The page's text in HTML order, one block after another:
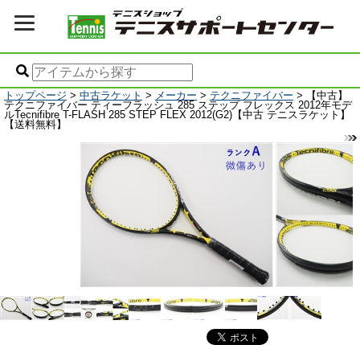
トップページ > 中古ラケット > メーカー > テクニファイバー > 【中古】
テクニファイバー ティーフラッシュ 285 ステップ フレックス 2012年モデ
ルTecnifibre T-FLASH 285 STEP FLEX 2012(G2)【中古 テニスラケット】
【送料無料】